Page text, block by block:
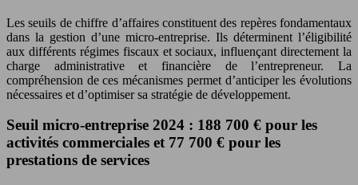
Les seuils de chiffre d’affaires constituent des repères fondamentaux
dans la gestion d’une micro-entreprise. Ils déterminent l’éligibilité
aux différents régimes fiscaux et sociaux, influençant directement la
charge administrative et financière de l’entrepreneur. La
compréhension de ces mécanismes permet d’anticiper les évolutions
nécessaires et d’optimiser sa stratégie de développement.
Seuil micro-entreprise 2024 : 188 700 € pour les
activités commerciales et 77 700 € pour les
prestations de services